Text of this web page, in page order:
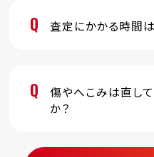
Q 査定にかかる時間
Q
傷やへこみは直し
か？